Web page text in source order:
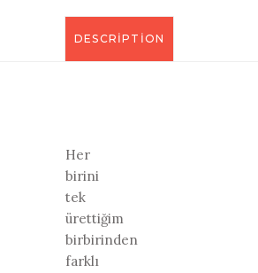
DESCRIPTION
Her
birini
tek
ürettiğim
birbirinden
farklı